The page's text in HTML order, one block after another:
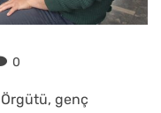
0
genç